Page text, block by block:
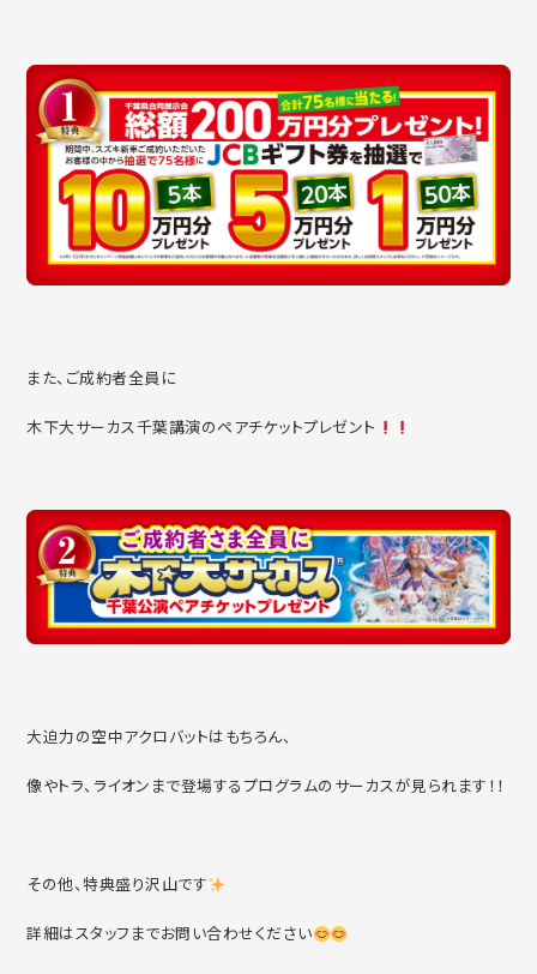
また、ご成約者全員に
木下大サーカス千葉講演のペアチケットプレゼント
大迫力の空中アクロバットはもちろん、
像やトラ、ライオンまで登場するプログラムのサーカスが見られます！！
その他、特典盛り沢山です
詳細はスタッフまでお問い合わせください